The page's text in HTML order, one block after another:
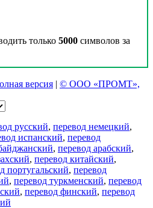
только 5000 символов за
версия | © ООО «ПРОМТ»,
русский, перевод немецкий,
испанский, перевод
, перевод арабский,
, перевод китайский,
португальский, перевод
, перевод туркменский, перевод
, перевод финский, перевод